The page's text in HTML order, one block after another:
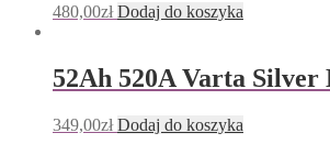
480,00zł Dodaj do koszyka
52Ah 520A Varta Silver
349,00zł Dodaj do koszyka